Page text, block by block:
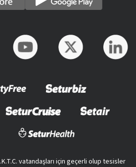
vatandaşları için geçerli olup tesisler